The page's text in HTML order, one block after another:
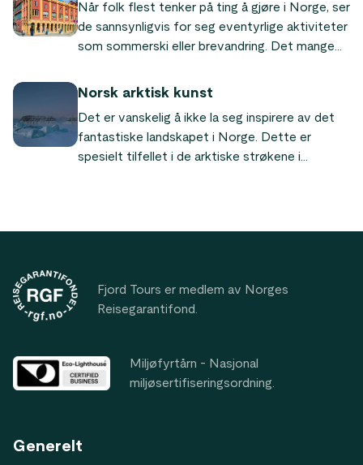
Når folk flest tenker på ting å gjøre i Norge, ser
de sannsynligvis for seg eventyrlige aktiviteter
som sommerski eller brevandring. Det mange
på mange andre spennende aktiviteter som er
en annen forstand!
Norsk arktisk kunst
Det er vanskelig å ikke la seg inspirere av det
fantastiske landskapet i Norge. Dette er
spesielt tilfellet i de arktiske strøkene i
Nordnorge.
Fjord Tours er medlem av Norges
Reisegarantifond.
Miljøfyrtårn - Nasjonal
miljøsertifiseringsordning.
Generelt